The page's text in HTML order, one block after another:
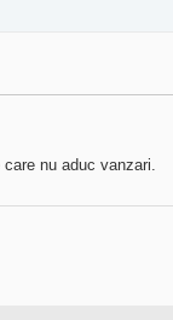
nu aduc vanzari.